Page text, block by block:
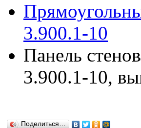
3.900.1-10
Панель
3.900.1-10,
Поделиться…